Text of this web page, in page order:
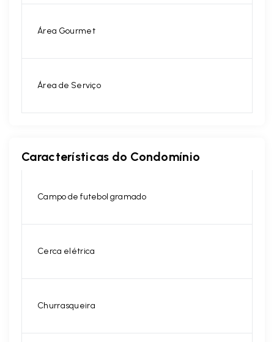
Área Gourmet
Área de Serviço
Características do Condomínio
Campo de futebol gramado
Cerca elétrica
Churrasqueira